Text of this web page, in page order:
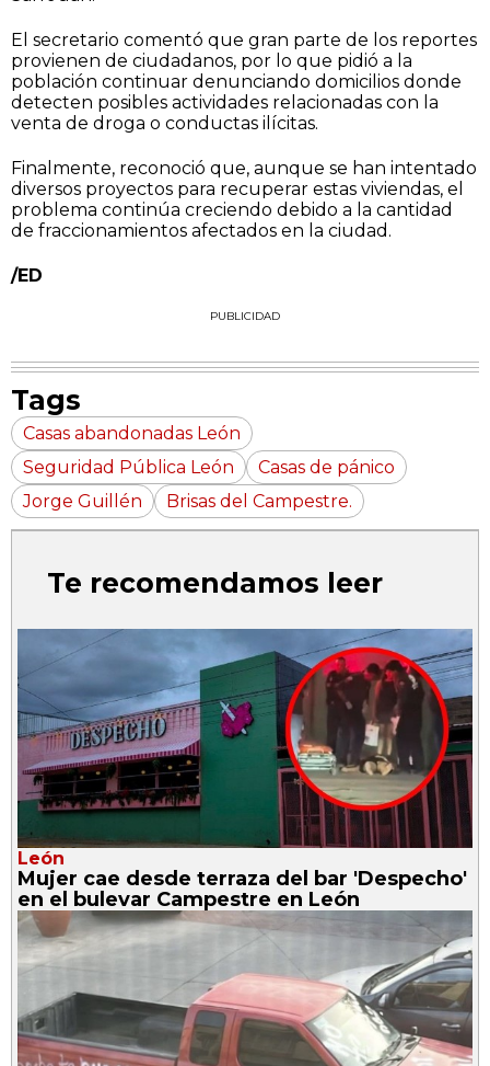
El secretario comentó que gran parte de los reportes
provienen de ciudadanos, por lo que pidió a la
población continuar denunciando domicilios donde
detecten posibles actividades relacionadas con la
venta de droga o conductas ilícitas.
Finalmente, reconoció que, aunque se han intentado
diversos proyectos para recuperar estas viviendas, el
problema continúa creciendo debido a la cantidad
de fraccionamientos afectados en la ciudad.
/ED
PUBLICIDAD
Tags
Casas abandonadas León
Seguridad Pública León
Casas de pánico
Jorge Guillén
Brisas del Campestre.
Te recomendamos leer
León
Mujer cae desde terraza del bar 'Despecho'
en el bulevar Campestre en León